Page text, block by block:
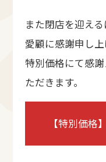
また閉店を迎え
愛顧に感謝申し
特別価格にて感
ただきます。
【特別価格